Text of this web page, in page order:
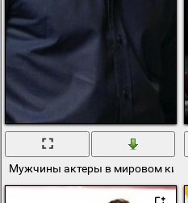
Мужчины актеры в мировом